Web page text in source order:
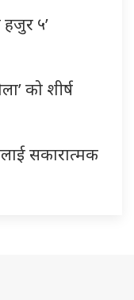
५’
को शीर्ष
सकारात्मक